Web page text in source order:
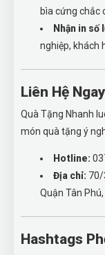
bìa cứng chắc
Nhận in số
nghiệp, khách
Liên Hệ
Quà Tặng Nhanh
món quà tặng ý
Hotline:
Địa chỉ: 70/
Quận Tân
Hashtags